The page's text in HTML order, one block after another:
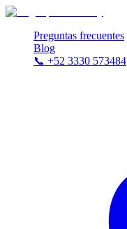
Preguntas frecuentes
Blog
📞 +52 3330 573484